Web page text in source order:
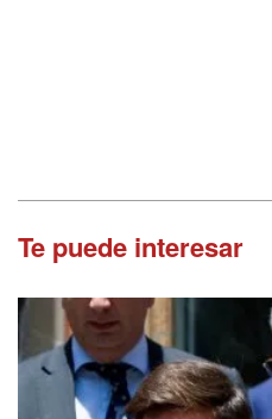
Te puede interesar